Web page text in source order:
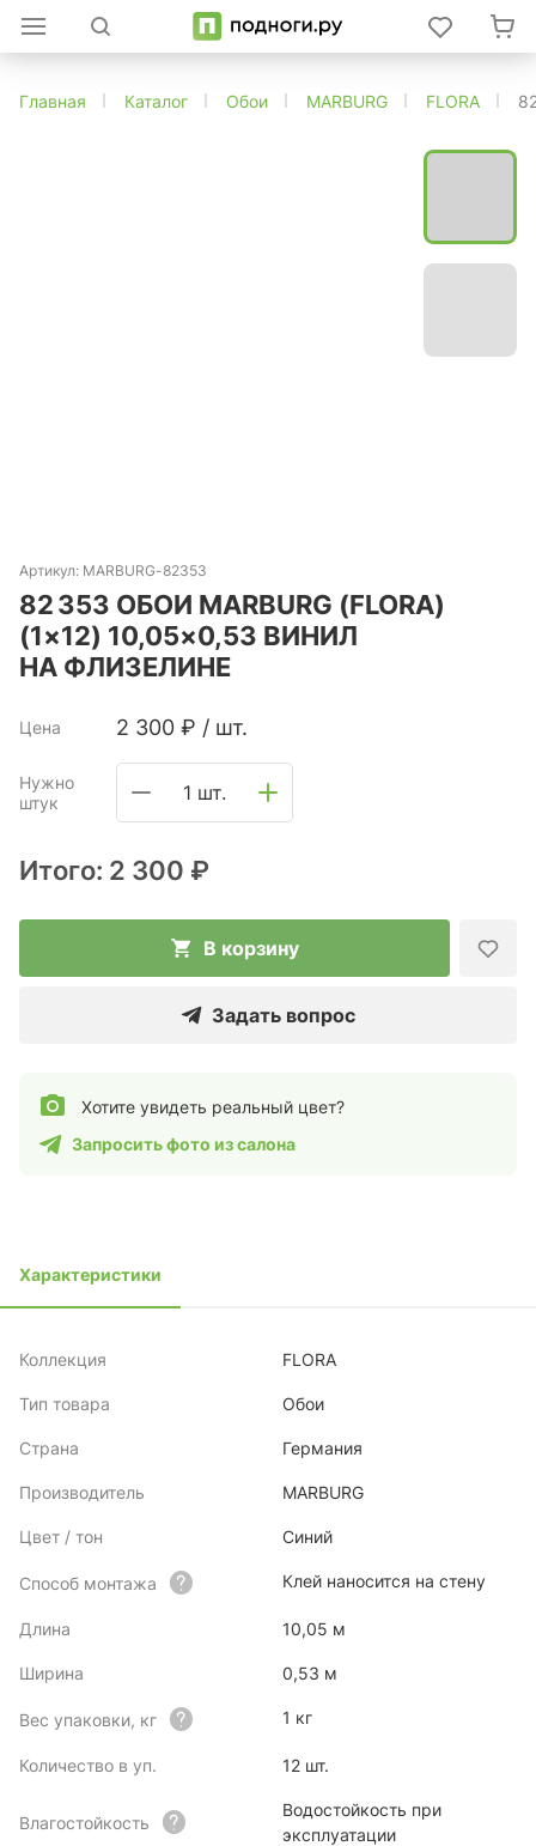
Главная Каталог Обои MARBURG FLORA
Артикул: MARBURG-82353
82 353 ОБОИ MARBURG (FLORA)
(1×12) 10,05×0,53 ВИНИЛ
НА ФЛИЗЕЛИНЕ
Цена 2 300 ₽ / шт.
Нужно
штук
1 шт.
Итого: 2 300 ₽
В корзину
Задать вопрос
Хотите увидеть реальный цвет?
Запросить фото из салона
Характеристики
Коллекция FLORA
Тип товара Обои
Страна Германия
Производитель MARBURG
Цвет / тон Синий
Способ монтажа Клей наносится на стену
Длина 10,05 м
Ширина 0,53 м
Вес упаковки, кг 1 кг
Количество в уп. 12 шт.
Влагостойкость
Водостойкость при
эксплуатации